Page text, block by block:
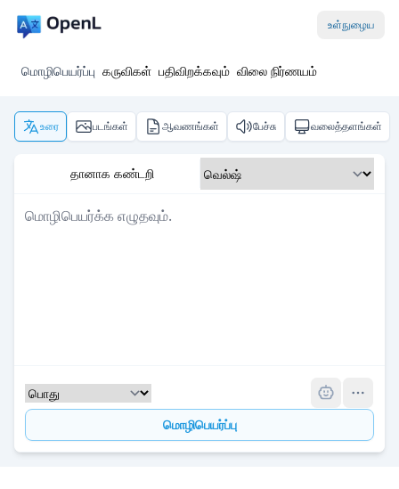
உள்நுழைய
மொழிபெயர்ப்பு கருவிகள் பதிவிறக்கவும் விலை நிர்ணயம்
உரை படங்கள் ஆவணங்கள் பேச்சு வலைத்தளங்கள்
தானாக கண்டறி
மொழிபெயர்ப்பு